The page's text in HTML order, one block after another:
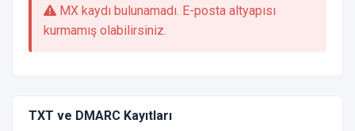
MX kaydı bulunamadı. E-posta altyapısı
kurmamış olabilirsiniz.
TXT ve DMARC Kayıtları